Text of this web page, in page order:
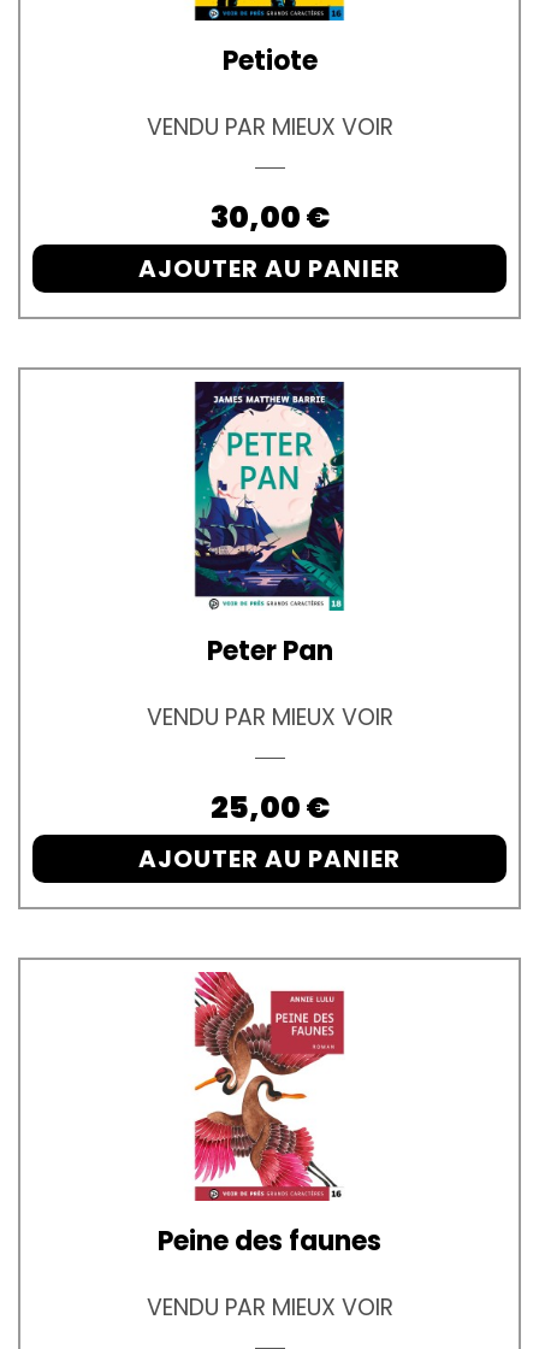
Petiote
VENDU PAR MIEUX VOIR
Prix
30,00 €
AJOUTER AU PANIER
Peter Pan
VENDU PAR MIEUX VOIR
Prix
25,00 €
AJOUTER AU PANIER
Peine des faunes
VENDU PAR MIEUX VOIR